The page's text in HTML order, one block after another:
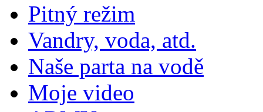
Pitný režim
Vandry, voda, atd.
Naše parta na vodě
Moje video